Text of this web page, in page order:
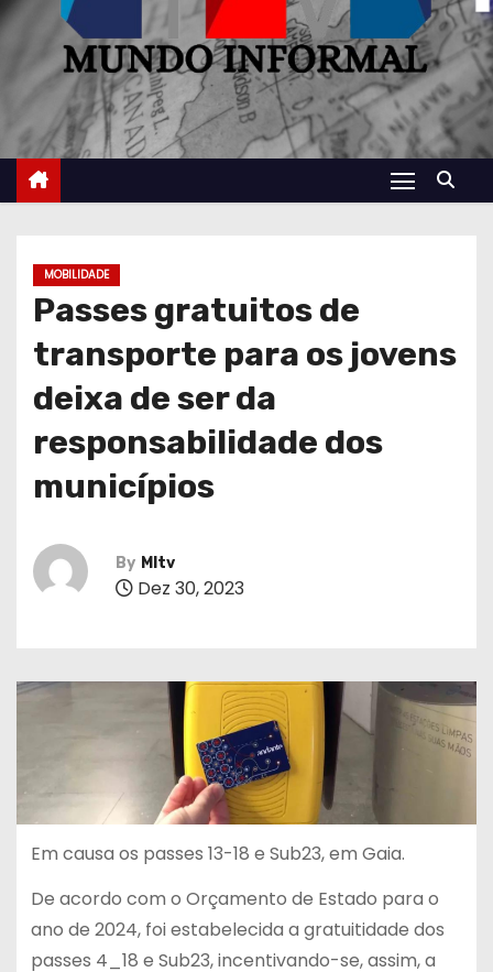
MOBILIDADE
Passes gratuitos de
transporte para os jovens
deixa de ser da
responsabilidade dos
municípios
By MItv
Dez 30, 2023
Em causa os passes 13-18 e Sub23, em Gaia.
De acordo com o Orçamento de Estado para o
ano de 2024, foi estabelecida a gratuitidade dos
passes 4_18 e Sub23, incentivando-se, assim, a